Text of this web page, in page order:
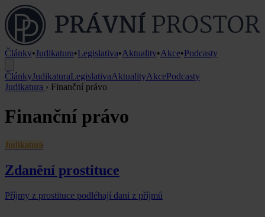
Články•Judikatura•Legislativa•Aktuality•Akce•Podcasty
ČlánkyJudikaturaLegislativaAktualityAkcePodcasty
Judikatura › Finanční právo
Finanční právo
Judikatura
Zdanění prostituce
Příjmy z prostituce podléhají dani z příjmů